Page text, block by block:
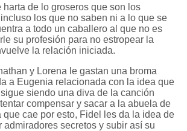
harta de lo groseros que son los
los que no saben ni a lo que se
a todo un caballero al que no es
su profesión para no estropear la
la relación iniciada.
y Lorena le gastan una broma
a Eugenia relacionada con la idea que
siendo una diva de la canción
compensar y sacar a la abuela de
que cae por esto, Fidel les da la idea de
admiradores secretos y subir así su